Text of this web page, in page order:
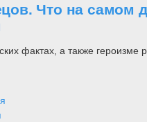
Что на самом
фактах, а также героизме